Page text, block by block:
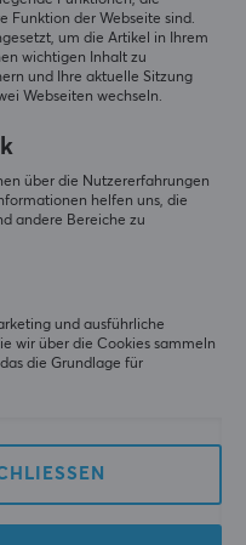
Paladone
Super Mario Mushroom
€
Funktion der Webseite sind.
um die Artikel in Ihrem
wichtigen Inhalt zu
und Ihre aktuelle Sitzung
Webseiten wechseln.
über die Nutzererfahrungen
helfen uns, die
andere Bereiche zu
und ausführliche
wir über die Cookies sammeln
die Grundlage für